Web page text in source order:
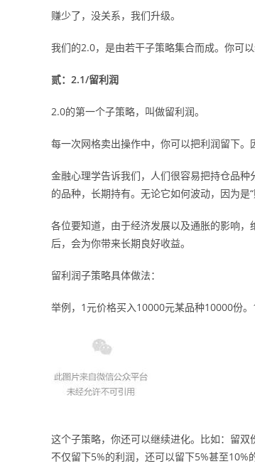
赚少了，没关系，我们升级。
我们的2.0，是由若干子策略集合而成。你可
贰：2.1/留利润
2.0的第一个子策略，叫做留利润。
每一次网格卖出操作中，你可以把利润留下。
金融心理学告诉我们，人们很容易把持仓品
的品种，长期持有。无论它如何波动，因为是
各位要知道，由于经济发展以及通胀的影响
后，会为你带来长期良好收益。
留利润子策略具体做法：
举例，1元价格买入10000元某品种10000份
这个子策略，你还可以继续进化。比如：留
不仅留下5%的利润，还可以留下5%甚至10%